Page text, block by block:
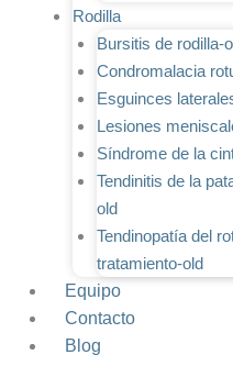
Rodilla
Bursitis de rodilla-
Condromalacia
Esguinces
Lesiones
Síndrome de la
Tendinitis de la
old
Tendinopatía del
tratamiento-old
Equipo
Contacto
Blog